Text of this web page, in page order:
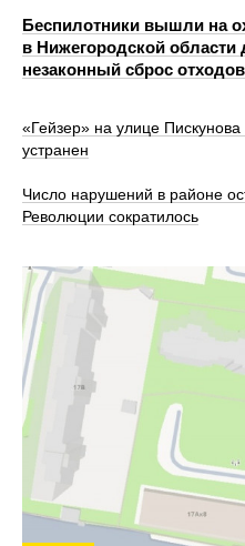
Беспилотники вышли на
в Нижегородской
незаконный сброс отходов
«Гейзер» на улице
устранен
Число нарушений в районе
Революции сократилось